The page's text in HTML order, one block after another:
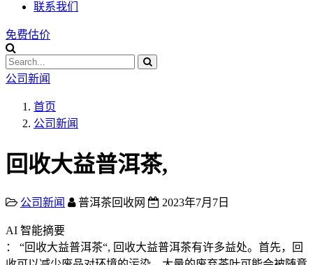
联系我们
免费估价
公司新闻
首页
公司新闻
回收大益普洱茶,
公司新闻 普洱茶回收网 2023年7月7日
AI 智能摘要
： “回收大益普洱茶“, 回收大益普洱茶有许多益处。首先，回